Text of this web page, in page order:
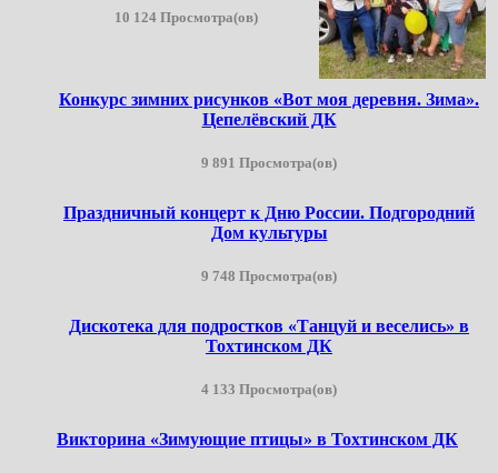
10 124 Просмотра(ов)
Конкурс зимних рисунков «Вот моя деревня. Зима».
Цепелёвский ДК
9 891 Просмотра(ов)
Праздничный концерт к Дню России. Подгородний
Дом культуры
9 748 Просмотра(ов)
Дискотека для подростков «Танцуй и веселись» в
Тохтинском ДК
4 133 Просмотра(ов)
Викторина «Зимующие птицы» в Тохтинском ДК